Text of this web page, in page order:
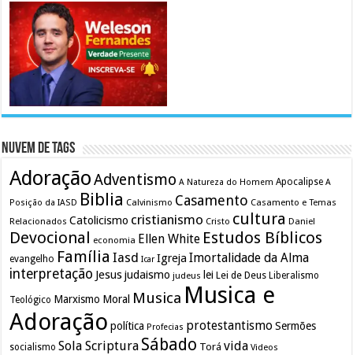
Nuvem de Tags
AdoraçãoAdventismo A Natureza do Homem Apocalipse A
Posição da IASD Biblia Calvinismo Casamento Casamento e Temas
Relacionados Catolicismo cristianismo Cristo cultura Daniel
Devocional economia Ellen White Estudos Bíblicos
evangelho Família Iasd Icar Igreja Imortalidade da Alma
interpretação Jesusjudaismo judeus lei Lei de Deus Liberalismo
Teológico Marxismo Moral Musica Musica e
Adoração política Profecias protestantismo Sermões
socialismo Sola Scriptura Sábado Torá vida Videos